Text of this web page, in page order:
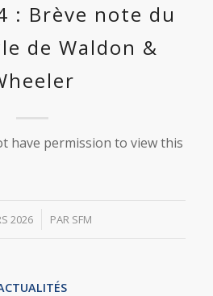
: Brève note du
de Waldon &
have permission to view this
2026 PAR SFM